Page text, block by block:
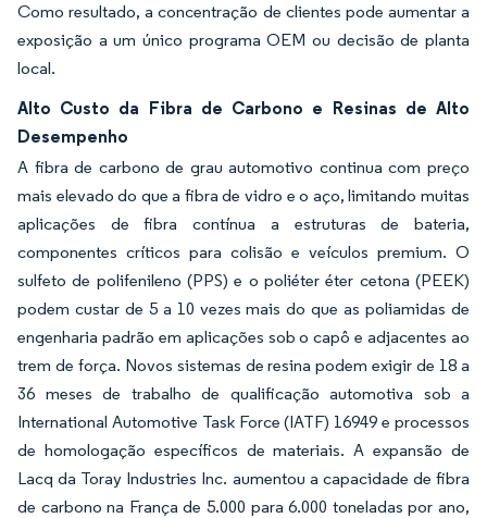
Como resultado, a concentração de clientes pode aumentar a
exposição a um único programa OEM ou decisão de planta
local.
Alto Custo da Fibra de Carbono e Resinas de Alto
Desempenho
A fibra de carbono de grau automotivo continua com preço
mais elevado do que a fibra de vidro e o aço, limitando muitas
aplicações de fibra contínua a estruturas de bateria,
componentes críticos para colisão e veículos premium. O
sulfeto de polifenileno (PPS) e o poliéter éter cetona (PEEK)
podem custar de 5 a 10 vezes mais do que as poliamidas de
engenharia padrão em aplicações sob o capô e adjacentes ao
trem de força. Novos sistemas de resina podem exigir de 18 a
36 meses de trabalho de qualificação automotiva sob a
International Automotive Task Force (IATF) 16949 e processos
de homologação específicos de materiais. A expansão de
Lacq da Toray Industries Inc. aumentou a capacidade de fibra
de carbono na França de 5.000 para 6.000 toneladas por ano,